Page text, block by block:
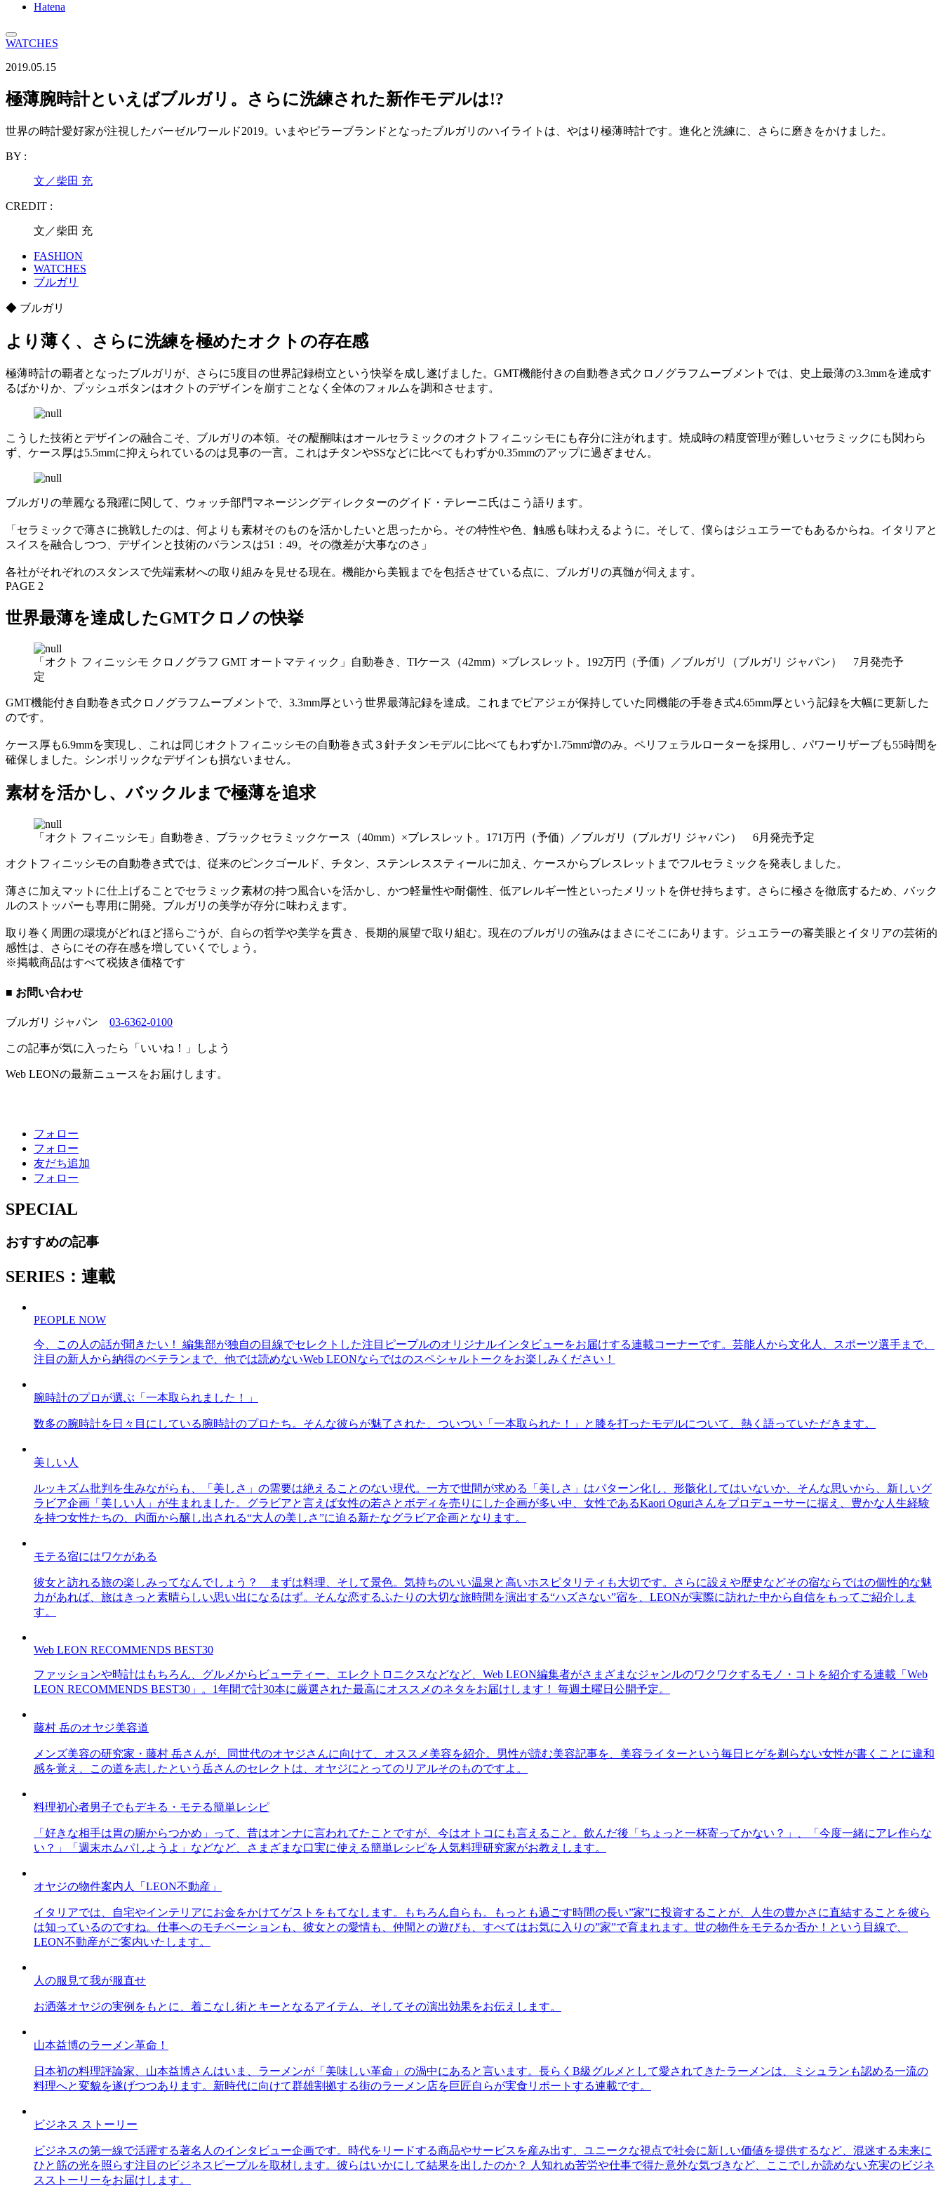
Hatena
WATCHES
2019.05.15
極薄腕時計といえばブルガリ。さらに洗練された新作モデルは!?
世界の時計愛好家が注視したバーゼルワールド2019。いまやピラーブランドとなったブルガリのハイライトは、やはり極薄時計です。進化と洗練に、さらに磨きをかけました。
BY :
文／柴田 充
CREDIT :
文／柴田 充
FASHION
WATCHES
ブルガリ
◆ ブルガリ
より薄く、さらに洗練を極めたオクトの存在感
極薄時計の覇者となったブルガリが、さらに5度目の世界記録樹立という快挙を成し遂げました。GMT機能付きの自動巻き式クロノグラフムーブメントでは、史上最薄の3.3mmを達成す
るばかりか、プッシュボタンはオクトのデザインを崩すことなく全体のフォルムを調和させます。
こうした技術とデザインの融合こそ、ブルガリの本領。その醍醐味はオールセラミックのオクトフィニッシモにも存分に注がれます。焼成時の精度管理が難しいセラミックにも関わら
ず、ケース厚は5.5mmに抑えられているのは見事の一言。これはチタンやSSなどに比べてもわずか0.35mmのアップに過ぎません。
ブルガリの華麗なる飛躍に関して、ウォッチ部門マネージングディレクターのグイド・テレーニ氏はこう語ります。
「セラミックで薄さに挑戦したのは、何よりも素材そのものを活かしたいと思ったから。その特性や色、触感も味わえるように。そして、僕らはジュエラーでもあるからね。イタリアと
スイスを融合しつつ、デザインと技術のバランスは51：49。その微差が大事なのさ」
各社がそれぞれのスタンスで先端素材への取り組みを見せる現在。機能から美観までを包括させている点に、ブルガリの真髄が伺えます。
PAGE 2
世界最薄を達成したGMTクロノの快挙
「オクト フィニッシモ クロノグラフ GMT オートマティック」自動巻き、TIケース（42mm）×ブレスレット。192万円（予価）／ブルガリ（ブルガリ ジャパン） 7月発売予
定
GMT機能付き自動巻き式クロノグラフムーブメントで、3.3mm厚という世界最薄記録を達成。これまでピアジェが保持していた同機能の手巻き式4.65mm厚という記録を大幅に更新した
のです。
ケース厚も6.9mmを実現し、これは同じオクトフィニッシモの自動巻き式３針チタンモデルに比べてもわずか1.75mm増のみ。ペリフェラルローターを採用し、パワーリザーブも55時間を
確保しました。シンボリックなデザインも損ないません。
素材を活かし、バックルまで極薄を追求
「オクト フィニッシモ」自動巻き、ブラックセラミックケース（40mm）×ブレスレット。171万円（予価）／ブルガリ（ブルガリ ジャパン） 6月発売予定
オクトフィニッシモの自動巻き式では、従来のピンクゴールド、チタン、ステンレススティールに加え、ケースからブレスレットまでフルセラミックを発表しました。
薄さに加えマットに仕上げることでセラミック素材の持つ風合いを活かし、かつ軽量性や耐傷性、低アレルギー性といったメリットを併せ持ちます。さらに極さを徹底するため、バック
ルのストッパーも専用に開発。ブルガリの美学が存分に味わえます。
取り巻く周囲の環境がどれほど揺らごうが、自らの哲学や美学を貫き、長期的展望で取り組む。現在のブルガリの強みはまさにそこにあります。ジュエラーの審美眼とイタリアの芸術的
感性は、さらにその存在感を増していくでしょう。
※掲載商品はすべて税抜き価格です
■ お問い合わせ
ブルガリ ジャパン 03-6362-0100
この記事が気に入ったら「いいね！」しよう
Web LEONの最新ニュースをお届けします。
フォロー
フォロー
友だち追加
フォロー
SPECIAL
おすすめの記事
SERIES：連載
PEOPLE NOW
今、この人の話が聞きたい！ 編集部が独自の目線でセレクトした注目ピープルのオリジナルインタビューをお届けする連載コーナーです。芸能人から文化人、スポーツ選手まで、
注目の新人から納得のベテランまで、他では読めないWeb LEONならではのスペシャルトークをお楽しみください！
腕時計のプロが選ぶ「一本取られました！」
数多の腕時計を日々目にしている腕時計のプロたち。そんな彼らが魅了された、ついつい「一本取られた！」と膝を打ったモデルについて、熱く語っていただきます。
美しい人
ルッキズム批判を生みながらも、「美しさ」の需要は絶えることのない現代。一方で世間が求める「美しさ」はパターン化し、形骸化してはいないか、そんな思いから、新しいグ
ラビア企画「美しい人」が生まれました。グラビアと言えば女性の若さとボディを売りにした企画が多い中、女性であるKaori Oguriさんをプロデューサーに据え、豊かな人生経験
を持つ女性たちの、内面から醸し出される“大人の美しさ”に迫る新たなグラビア企画となります。
モテる宿にはワケがある
彼女と訪れる旅の楽しみってなんでしょう？ まずは料理、そして景色。気持ちのいい温泉と高いホスピタリティも大切です。さらに設えや歴史などその宿ならではの個性的な魅
力があれば、旅はきっと素晴らしい思い出になるはず。そんな恋するふたりの大切な旅時間を演出する“ハズさない”宿を、LEONが実際に訪れた中から自信をもってご紹介しま
す。
Web LEON RECOMMENDS BEST30
ファッションや時計はもちろん、グルメからビューティー、エレクトロニクスなどなど、Web LEON編集者がさまざまなジャンルのワクワクするモノ・コトを紹介する連載「Web
LEON RECOMMENDS BEST30」。1年間で計30本に厳選された最高にオススメのネタをお届けします！ 毎週土曜日公開予定。
藤村 岳のオヤジ美容道
メンズ美容の研究家・藤村 岳さんが、同世代のオヤジさんに向けて、オススメ美容を紹介。男性が読む美容記事を、美容ライターという毎日ヒゲを剃らない女性が書くことに違和
感を覚え、この道を志したという岳さんのセレクトは、オヤジにとってのリアルそのものですよ。
料理初心者男子でもデキる・モテる簡単レシピ
「好きな相手は胃の腑からつかめ」って、昔はオンナに言われてたことですが、今はオトコにも言えること。飲んだ後「ちょっと一杯寄ってかない？」、「今度一緒にアレ作らな
い？」「週末ホムパしようよ」などなど、さまざまな口実に使える簡単レシピを人気料理研究家がお教えします。
オヤジの物件案内人「LEON不動産」
イタリアでは、自宅やインテリアにお金をかけてゲストをもてなします。もちろん自らも。もっとも過ごす時間の長い”家”に投資することが、人生の豊かさに直結することを彼ら
は知っているのですね。仕事へのモチベーションも、彼女との愛情も、仲間との遊びも、すべてはお気に入りの”家”で育まれます。世の物件をモテるか否か！という目線で、
LEON不動産がご案内いたします。
人の服見て我が服直せ
お洒落オヤジの実例をもとに、着こなし術とキーとなるアイテム、そしてその演出効果をお伝えします。
山本益博のラーメン革命！
日本初の料理評論家、山本益博さんはいま、ラーメンが「美味しい革命」の渦中にあると言います。長らくB級グルメとして愛されてきたラーメンは、ミシュランも認める一流の
料理へと変貌を遂げつつあります。新時代に向けて群雄割拠する街のラーメン店を巨匠自らが実食リポートする連載です。
ビジネス ストーリー
ビジネスの第一線で活躍する著名人のインタビュー企画です。時代をリードする商品やサービスを産み出す、ユニークな視点で社会に新しい価値を提供するなど、混迷する未来に
ひと筋の光を照らす注目のビジネスピープルを取材します。彼らはいかにして結果を出したのか？ 人知れぬ苦労や仕事で得た意外な気づきなど、ここでしか読めない充実のビジネ
スストーリーをお届けします。